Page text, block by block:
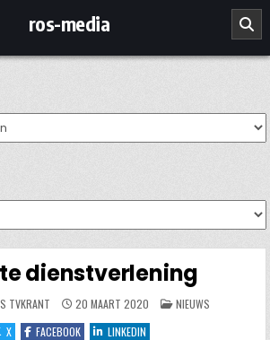
ros-media
dienstverlening
TVKRANT 20 MAART 2020 GEPLAATST
IN
NIEUWS
X
FACEBOOK LINKEDIN